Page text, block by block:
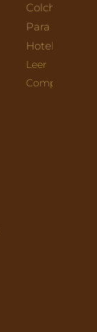
Colchones
Para
Hoteles
Leer
Completo